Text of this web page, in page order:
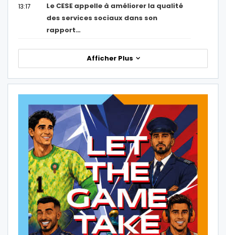
13:17
Le CESE appelle à améliorer la qualité
des services sociaux dans son
rapport…
Afficher Plus